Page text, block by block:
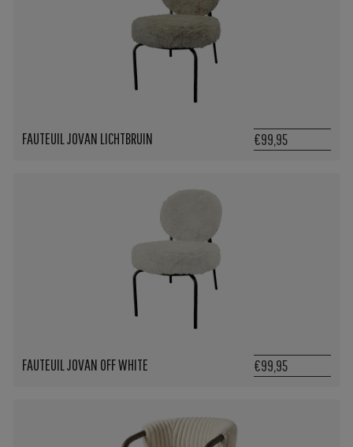
FAUTEUIL JOVAN LICHTBRUIN €99,95
FAUTEUIL JOVAN OFF WHITE €99,95